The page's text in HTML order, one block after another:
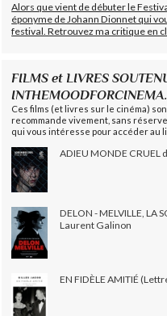
Alors que vient de débuter le
éponyme de Johann Dionnet qui
festival. Retrouvez ma critique en
FILMS et LIVRES
Ces films (et livres sur le cinéma)
recommande vivement, sans
qui vous intéresse pour accéder au
ADIEU MONDE CRUEL
DELON - MELVILLE, LA
Laurent Galinon
EN FIDÈLE AMITIÉ